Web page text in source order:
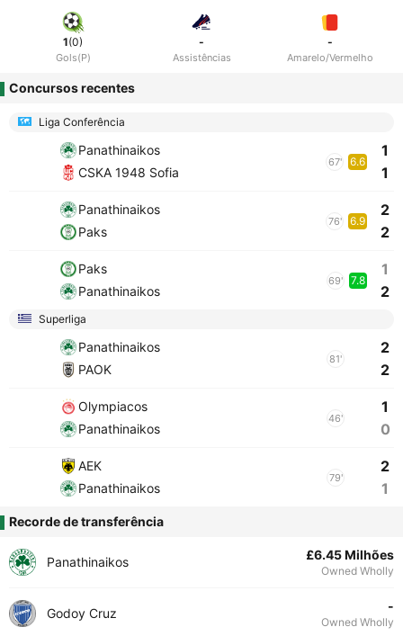
1(0)
Gols(P)
-
Assistências
-
Amarelo/Vermelho
Concursos recentes
Liga Conferência
Panathinaikos
CSKA 1948 Sofia
67' 6.6
1
1
Panathinaikos
Paks
76' 6.9
2
2
Paks
Panathinaikos
69' 7.8
1
2
Superliga
Panathinaikos
PAOK
81'
2
2
Olympiacos
Panathinaikos
46'
1
0
AEK
Panathinaikos
79'
2
1
Recorde de transferência
Panathinaikos £6.45 Milhões
Owned Wholly
Godoy Cruz -
Owned Wholly